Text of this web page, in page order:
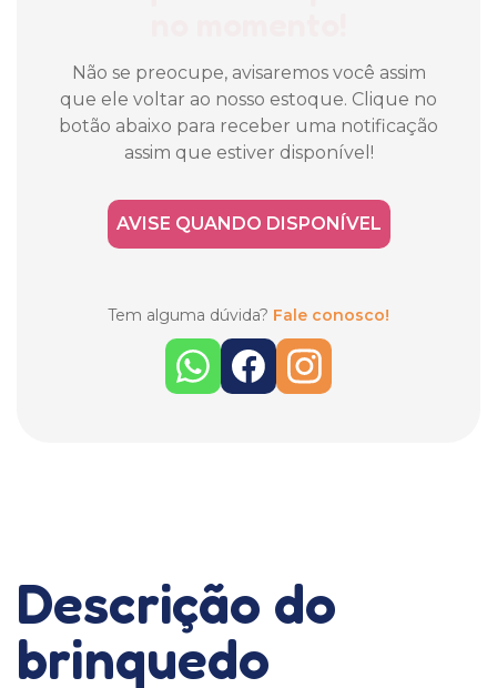
Não se preocupe, avisaremos você assim
que ele voltar ao nosso estoque. Clique no
botão abaixo para receber uma notificação
assim que estiver disponível!
AVISE QUANDO DISPONÍVEL
Tem alguma dúvida? Fale conosco!
Descrição do
brinquedo